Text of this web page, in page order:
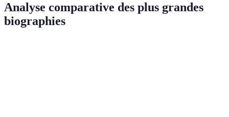
Analyse comparative des plus grandes
biographies